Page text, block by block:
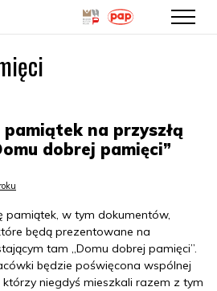
Przejdź
do
pamiątek na przyszłą
dobrej pamięci”
pamiątek, w tym dokumentów,
będą prezentowane na
tam „Domu dobrej pamięci”.
będzie poświęcona wspólnej
niegdyś mieszkali razem z tym